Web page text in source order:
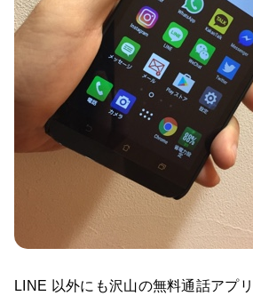
LINE 以外にも沢山の無料通話アプ